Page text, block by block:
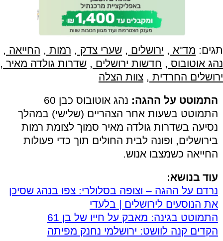
תגים: מד"א , ירושלים , שערי צדק , רמות , החייאה ,
נהג אוטובוס , חדשות ירושלים , שדרות גולדה מאיר ,
ירושלים החרדית , צוות הצלה
התמוטט על ההגה:
נהג אוטובוס כבן 60
התמוטט בשעות אחר הצהריים (שלישי) במהלך
נסיעה בשדרות גולדה מאיר סמוך לצומת רמות
בירושלים, ופונה לבית החולים תוך כדי פעולות
החייאה כשמצבו אנוש.
עוד בנושא:
נרדם על ההגה – וצופה בסלולרי: צפו בנהג שסיכן
את הנוסעים לירושלים | בלעדי
התמוטט בגינה: מאבק על חייו של בן 61
הקדים קנה לוושט: ירושלמי נחנק מפיתה